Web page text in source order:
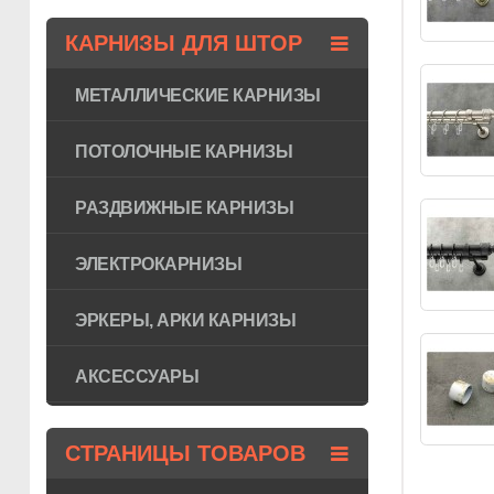
КАРНИЗЫ ДЛЯ ШТОР
МЕТАЛЛИЧЕСКИЕ КАРНИЗЫ
ПОТОЛОЧНЫЕ КАРНИЗЫ
РАЗДВИЖНЫЕ КАРНИЗЫ
ЭЛЕКТРОКАРНИЗЫ
ЭРКЕРЫ, АРКИ КАРНИЗЫ
АКСЕССУАРЫ
СТРАНИЦЫ ТОВАРОВ